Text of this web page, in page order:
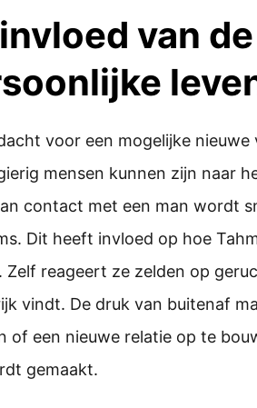
van
voor een mogelijke
mensen kunnen zijn naar
contact met een man wordt
Dit heeft invloed op hoe
Zelf reageert ze zelden op
vindt. De druk van buitenaf
of een nieuwe relatie op te
gemaakt.